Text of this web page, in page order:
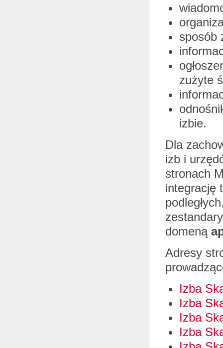
sposób
zużyte
izbie.
Dla
izb i
stronach
integrację
domeną
Adresy
Izba
Izba
Izba
Izba